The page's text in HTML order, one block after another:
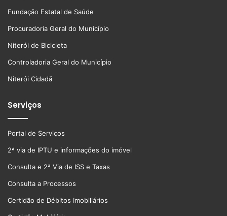
Fundação Estatal de Saúde
Procuradoria Geral do Município
Niterói de Bicicleta
Controladoria Geral do Município
Niterói Cidadã
Serviços
Portal de Serviços
2ª via de IPTU e informações do imóvel
Consulta e 2ª Via de ISS e Taxas
Consulta a Processos
Certidão de Débitos Imobiliários